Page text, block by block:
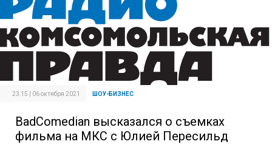
23:15 | 06 октября 2021 ШОУ-БИЗНЕС
BadComedian высказался о съемках
фильма на МКС с Юлией Пересильд